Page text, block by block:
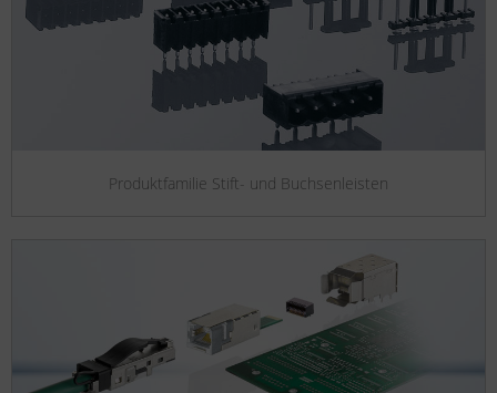
Produktfamilie Stift- und Buchsenleisten